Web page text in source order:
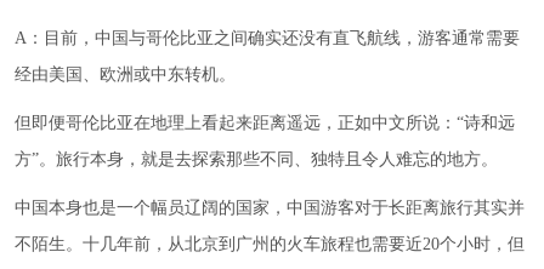
A：目前，中国与哥伦比亚之间确实还没有直飞航线，游客通常需要
经由美国、欧洲或中东转机。
但即便哥伦比亚在地理上看起来距离遥远，正如中文所说：“诗和远
方”。旅行本身，就是去探索那些不同、独特且令人难忘的地方。
中国本身也是一个幅员辽阔的国家，中国游客对于长距离旅行其实并
不陌生。十几年前，从北京到广州的火车旅程也需要近20个小时，但